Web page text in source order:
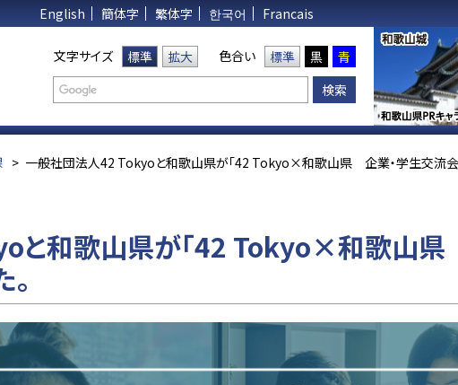
English 簡体字 繁体字 한국어 Francais
文字サイズ 標準 拡大 色合い 標準 黒 青
> 一般社団法人42 Tokyoと和歌山県が「42 Tokyo×和歌山県 企業・学生交流会
と和歌山県が「42 Tokyo×和歌山